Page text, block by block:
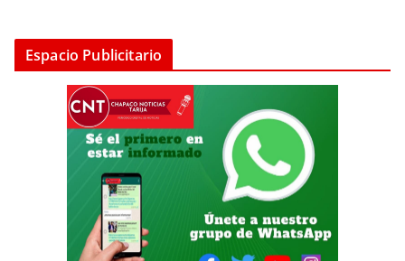
Espacio Publicitario